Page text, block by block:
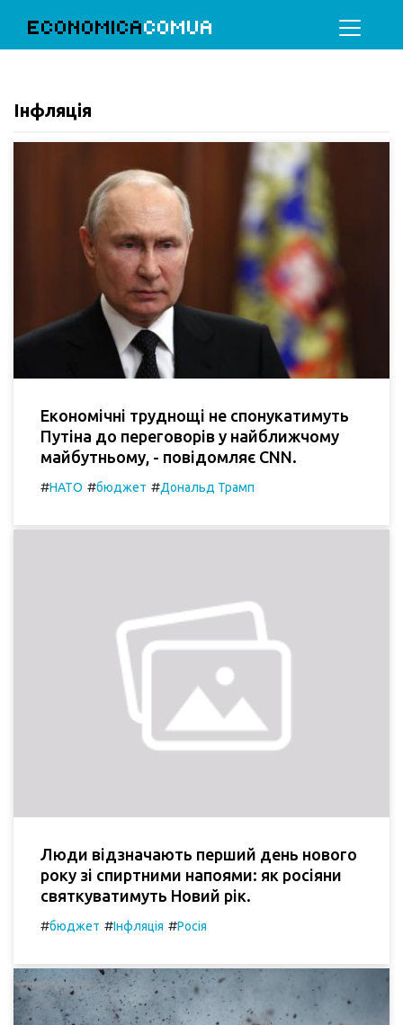
ECONOMICACOMUA
Інфляція
Економічні труднощі не спонукатимуть
Путіна до переговорів у найближчому
майбутньому, - повідомляє CNN.
#НАТО #бюджет #Дональд Трамп
Люди відзначають перший день нового
року зі спиртними напоями: як росіяни
святкуватимуть Новий рік.
#бюджет #Інфляція #Росія